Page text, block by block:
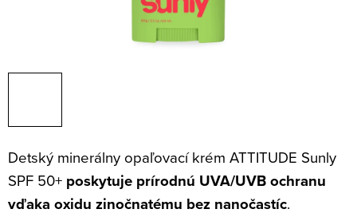
Detský minerálny opaľovací krém ATTITUDE Sunly
SPF 50+ poskytuje prírodnú UVA/UVB ochranu
vďaka oxidu zinočnatému bez nanočastíc.